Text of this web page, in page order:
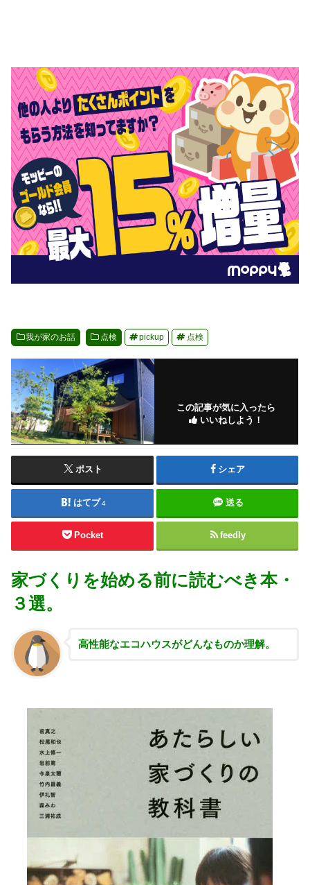
我が家のお話 点検 pickup 点検
この記事が気に入ったら
いいねしよう！
ポスト シェア
はてブ4 送る
Pocket feedly
家づくりを始める前に読むべき本・
３選。
高性能なエコハウスがどんなものか理解。